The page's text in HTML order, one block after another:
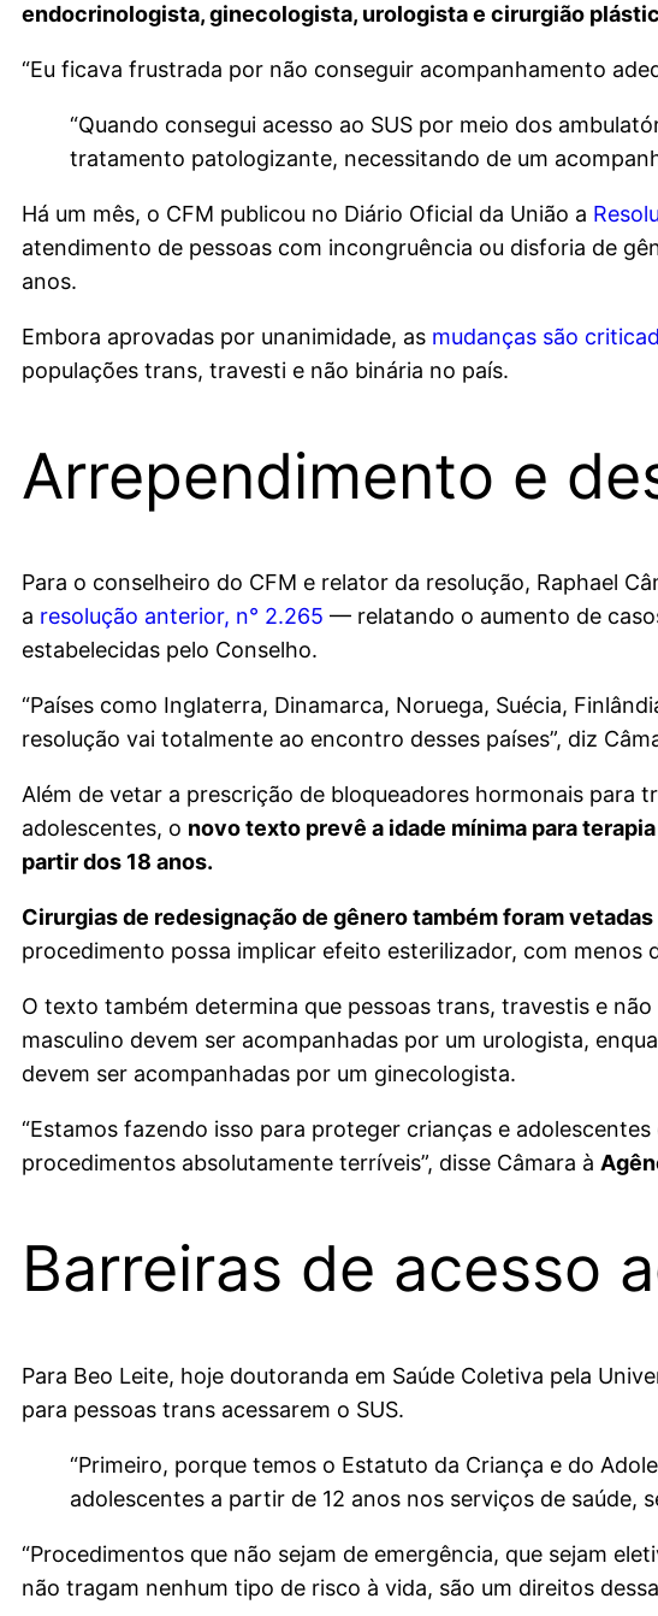
endocrinologista, ginecologista, urologista e cirurgião
“Eu ficava frustrada por não conseguir acompanhamento
“Quando consegui acesso ao SUS por meio dos
tratamento patologizante, necessitando de um
Há um mês, o CFM publicou no Diário Oficial da União a
atendimento de pessoas com incongruência ou disforia de
anos.
Embora aprovadas por unanimidade, as mudanças são
populações trans, travesti e não binária no país.
Arrependimento e
Para o conselheiro do CFM e relator da resolução, Raphael
a resolução anterior, n° 2.265 — relatando o aumento de
estabelecidas pelo Conselho.
“Países como Inglaterra, Dinamarca, Noruega, Suécia,
resolução vai totalmente ao encontro desses países”, diz
Além de vetar a prescrição de bloqueadores hormonais para
adolescentes, o novo texto prevê a idade mínima para
partir dos 18 anos.
Cirurgias de redesignação de gênero também foram
procedimento possa implicar efeito esterilizador, com menos
O texto também determina que pessoas trans, travestis e
masculino devem ser acompanhadas por um urologista,
devem ser acompanhadas por um ginecologista.
“Estamos fazendo isso para proteger crianças e
procedimentos absolutamente terríveis”, disse Câmara à
Barreiras de acesso
Para Beo Leite, hoje doutoranda em Saúde Coletiva pela
para pessoas trans acessarem o SUS.
“Primeiro, porque temos o Estatuto da Criança e do
adolescentes a partir de 12 anos nos serviços de saúde,
“Procedimentos que não sejam de emergência, que sejam
não tragam nenhum tipo de risco à vida, são um direitos